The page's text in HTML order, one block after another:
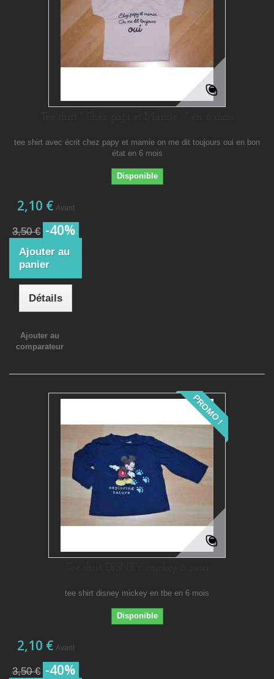
tee shirt avec écrit chez papy et mamie on me dit toujours oui en bon
état en 6 mois
Disponible
2,10 € Avant
3,50 € -40%
Ajouter au
panier
Détails
Ajouter au
comparateur
PROMO !
tee shirt disney mickey en tbe en 6 mois
Disponible
2,10 € Avant
3,50 € -40%